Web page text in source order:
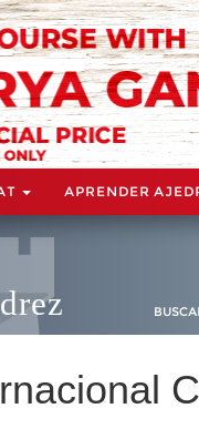
APRENDER